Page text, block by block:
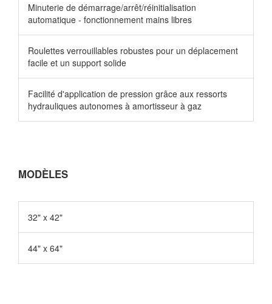
Minuterie de démarrage/arrêt/réinitialisation
automatique - fonctionnement mains libres
Roulettes verrouillables robustes pour un déplacement
facile et un support solide
Facilité d'application de pression grâce aux ressorts
hydrauliques autonomes à amortisseur à gaz
MODÈLES
32" x 42"
44" x 64"